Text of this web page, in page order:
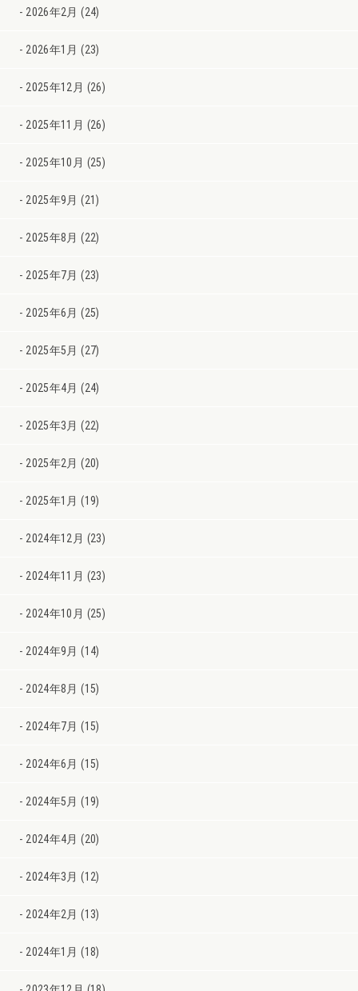
2026年2月 (24)
2026年1月 (23)
2025年12月 (26)
2025年11月 (26)
2025年10月 (25)
2025年9月 (21)
2025年8月 (22)
2025年7月 (23)
2025年6月 (25)
2025年5月 (27)
2025年4月 (24)
2025年3月 (22)
2025年2月 (20)
2025年1月 (19)
2024年12月 (23)
2024年11月 (23)
2024年10月 (25)
2024年9月 (14)
2024年8月 (15)
2024年7月 (15)
2024年6月 (15)
2024年5月 (19)
2024年4月 (20)
2024年3月 (12)
2024年2月 (13)
2024年1月 (18)